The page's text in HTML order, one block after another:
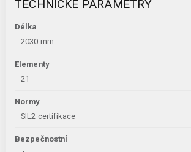
TECHNICKÉ PARAMETRY
Délka
2030 mm
Elementy
21
Normy
SIL2 certifikace
Bezpečnostní